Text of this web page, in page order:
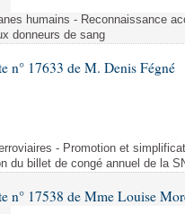
humains - Reconnaissance
donneurs de sang
n° 17633 de M. Denis Fégné
- Promotion et
du billet de congé annuel de la
n° 17538 de Mme Louise